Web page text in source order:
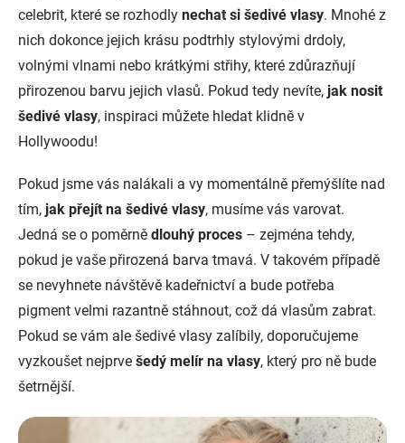
celebrit, které se rozhodly nechat si šedivé vlasy. Mnohé z
nich dokonce jejich krásu podtrhly stylovými drdoly,
volnými vlnami nebo krátkými střihy, které zdůrazňují
přirozenou barvu jejich vlasů. Pokud tedy nevíte, jak nosit
šedivé vlasy, inspiraci můžete hledat klidně v
Hollywoodu!
Pokud jsme vás nalákali a vy momentálně přemýšlíte nad
tím, jak přejít na šedivé vlasy, musíme vás varovat.
Jedná se o poměrně dlouhý proces – zejména tehdy,
pokud je vaše přirozená barva tmavá. V takovém případě
se nevyhnete návštěvě kadeřnictví a bude potřeba
pigment velmi razantně stáhnout, což dá vlasům zabrat.
Pokud se vám ale šedivé vlasy zalíbily, doporučujeme
vyzkoušet nejprve šedý melír na vlasy, který pro ně bude
šetrnější.